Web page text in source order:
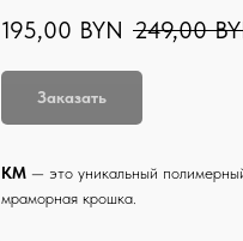
195,00 BYN 249,00
Заказать
КМ — это уникальный
мраморная крошка.